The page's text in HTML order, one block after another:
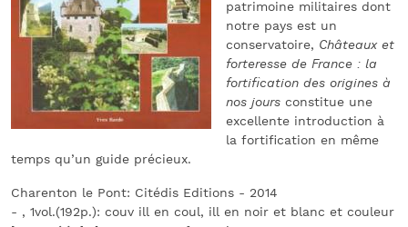
patrimoine militaires dont
notre pays est un
conservatoire, Châteaux et
forteresse de France : la
fortification des origines à
nos jours constitue une
excellente introduction à
la fortification en même
temps qu’un guide précieux.
Charenton le Pont: Citédis Editions - 2014
- , 1vol.(192p.): couv ill en coul, ill en noir et blanc et couleur